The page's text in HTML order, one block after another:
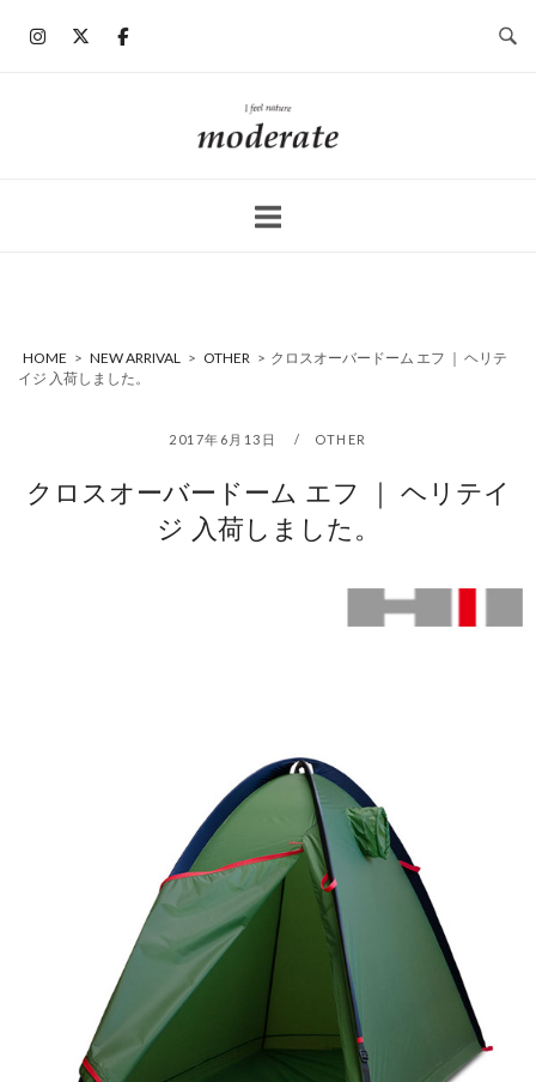
ホ
ー
HOME > NEW ARRIVAL > OTHER > クロスオーバードーム エフ ｜ ヘリテ
イジ 入荷しました。
2017年6月13日 OTHER
クロスオーバードーム エフ ｜ ヘリテイ
ジ 入荷しました。